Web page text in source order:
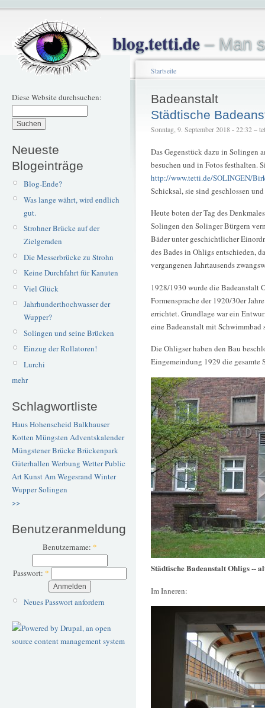
blog.tetti.de– Man
Diese Website durchsuchen:
Neueste
Blogeinträge
Blog-Ende?
Was lange währt, wird endlich
gut.
Strohner Brücke auf der
Zielgeraden
Die Messerbrücke zu Strohn
Keine Durchfahrt für Kanuten
Viel Glück
Jahrhunderthochwasser der
Wupper?
Solingen und seine Brücken
Einzug der Rollatoren!
Lurchi
mehr
Schlagwortliste
Haus Hohenscheid Balkhauser
Kotten Müngsten Adventskalender
Müngstener BrückeBrückenpark
Güterhallen Werbung WetterPublic
ArtKunstAm Wegesrand Winter
WupperSolingen
>>
Benutzeranmeldung
Benutzername: *
Passwort: *
Neues Passwort anfordern
Startseite
Badeanstalt
Städtische
Sonntag, 9. September 2018 - 22:32 –
Das Gegenstück dazu in Solingen
besuchen und in Fotos festhalten.
http://www.tetti.de/SOLINGEN/
Schicksal, sie sind geschlossen
Heute boten der Tag des
Solingen den Solinger Bürgern
Bäder unter geschichtlicher
des Bades in Ohligs entschieden,
vergangenen Jahrtausends
1928/1930 wurde die Badeanstalt
Formensprache der 1920/30er
errichtet. Grundlage war ein
eine Badeanstalt mit Schwimmbad
Die Ohligser haben den Bau
Eingemeindung 1929 die gesamte
Städtische Badeanstalt Ohligs --
Im Inneren: